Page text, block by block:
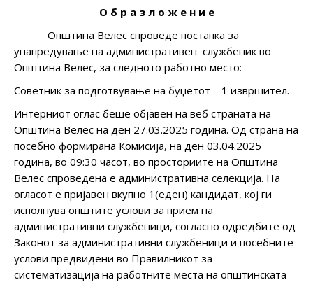
О б р а з л о ж е н и е
Општина Велес спроведе постапка за
унапредување на административен службеник во
Општина Велес, за следнoто работнo местo:
Советник за подготвување на буџетот – 1 извршител.
Интерниот оглас беше објавен на веб страната на
Општина Велес на ден 27.03.2025 година. Од страна на
посебно формирана Комисија, на ден 03.04.2025
година, во 09:30 часот, во просториите на Општина
Велес спроведена е административна селекција. На
огласот е пријавен вкупно 1(еден) кандидат, кој ги
исполнува општите услови за прием на
административни службеници, согласно одредбите од
Законот за административни службеници и посебните
услови предвидени во Правилникот за
систематизација на работните места на општинската